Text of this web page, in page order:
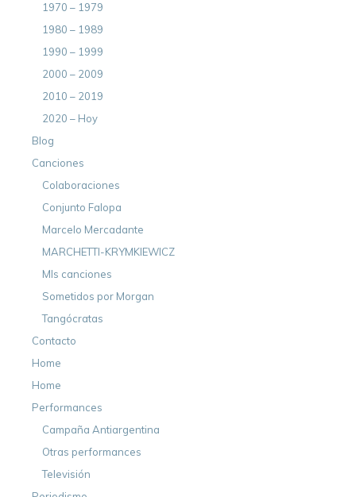
1970 – 1979
1980 – 1989
1990 – 1999
2000 – 2009
2010 – 2019
2020 – Hoy
Blog
Canciones
Colaboraciones
Conjunto Falopa
Marcelo Mercadante
MARCHETTI-KRYMKIEWICZ
MIs canciones
Sometidos por Morgan
Tangócratas
Contacto
Home
Home
Performances
Campaña Antiargentina
Otras performances
Televisión